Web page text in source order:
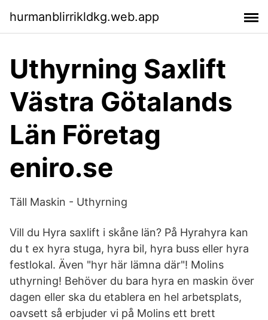
hurmanblirrikldkg.web.app
Uthyrning Saxlift
Västra Götalands
Län Företag
eniro.se
Täll Maskin - Uthyrning
Vill du Hyra saxlift i skåne län? På Hyrahyra kan
du t ex hyra stuga, hyra bil, hyra buss eller hyra
festlokal. Även "hyr här lämna där"! Molins
uthyrning! Behöver du bara hyra en maskin över
dagen eller ska du etablera en hel arbetsplats,
oavsett så erbjuder vi på Molins ett brett